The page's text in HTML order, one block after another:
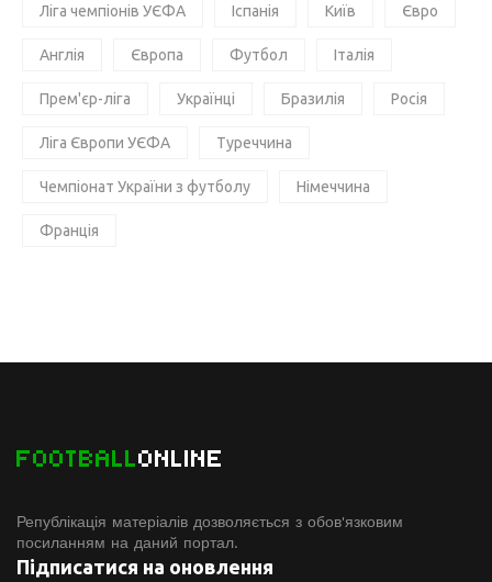
Ліга чемпіонів УЄФА Іспанія Київ Євро
Англія Європа Футбол Італія
Прем'єр-ліга Українці Бразилія Росія
Ліга Європи УЄФА Туреччина
Чемпіонат України з футболу Німеччина
Франція
FOOTBALLONLINE
Републікація матеріалів дозволяється з обов'язковим
посиланням на даний портал.
Підписатися на оновлення